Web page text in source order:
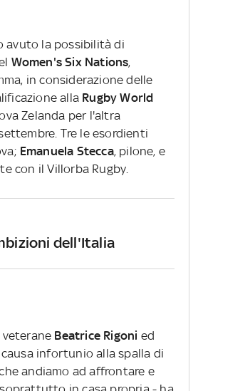
avuto la possibilità di
Women's Six Nations,
in considerazione delle
alla Rugby World
Zelanda per l'altra
Tre le esordienti
Emanuela Stecca, pilone, e
con il Villorba Rugby.
dell'Italia
veterane Beatrice Rigoni ed
infortunio alla spalla di
andiamo ad affrontare e